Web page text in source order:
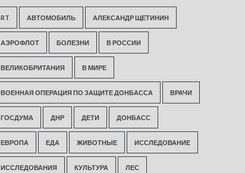
RT АВТОМОБИЛЬ АЛЕКСАНДР ЩЕТИНИН
АЭРОФЛОТ БОЛЕЗНИ В РОССИИ
ВЕЛИКОБРИТАНИЯ В МИРЕ
ВОЕННАЯ ОПЕРАЦИЯ ПО ЗАЩИТЕ ДОНБАССА ВРАЧИ
ГОСДУМА ДНР ДЕТИ ДОНБАСС
ЕВРОПА ЕДА ЖИВОТНЫЕ ИССЛЕДОВАНИЕ
ИССЛЕДОВАНИЯ КУЛЬТУРА ЛЕС